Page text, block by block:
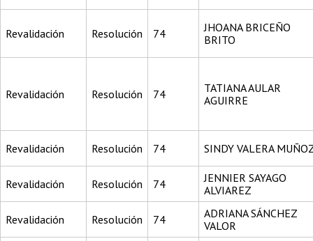
Revalidación Resolución 74
JHOANA BRICEÑO
BRITO
Revalidación Resolución 74
TATIANA AULAR
AGUIRRE
Revalidación Resolución 74 SINDY VALERA
Revalidación Resolución 74
JENNIER SAYAGO
ALVIAREZ
Revalidación Resolución 74
ADRIANA SÁNCHEZ
VALOR